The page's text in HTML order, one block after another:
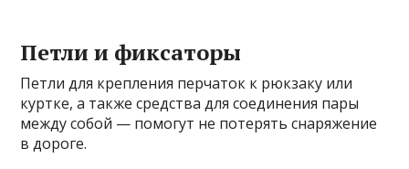
Петли и фиксаторы
Петли для крепления перчаток к рюкзаку или
куртке, а также средства для соединения пары
между собой — помогут не потерять снаряжение
в дороге.